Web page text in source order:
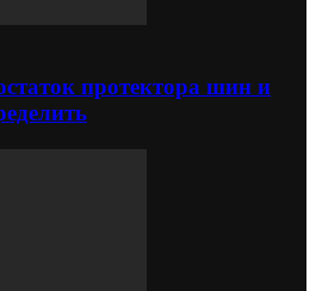
протектора шин и